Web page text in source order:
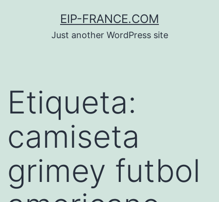
EIP-FRANCE.COM
Just another WordPress site
Etiqueta:
camiseta
grimey futbol